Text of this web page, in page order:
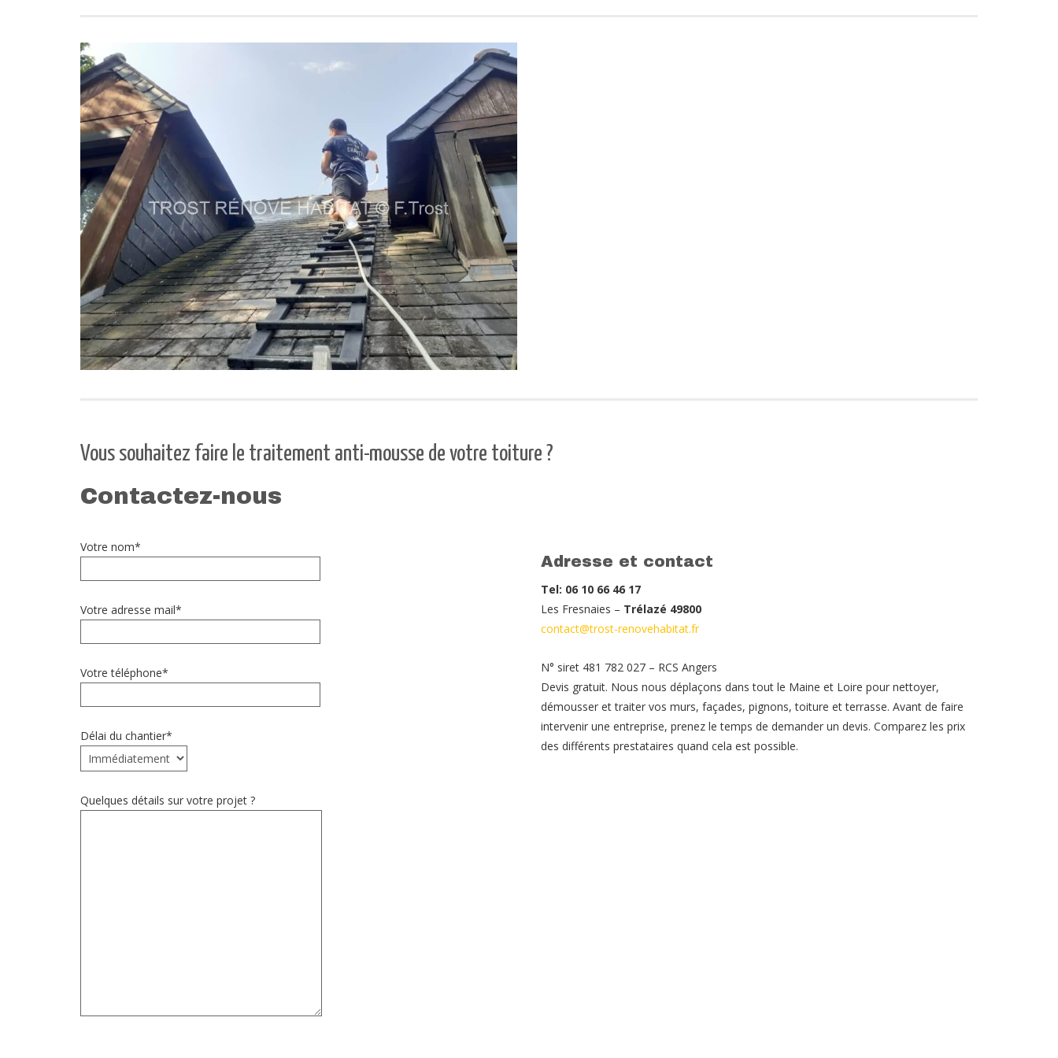
Vous souhaitez faire le traitement anti-mousse de votre toiture ?
Contactez-nous
Votre nom*
Votre adresse mail*
Votre téléphone*
Délai du chantier*
Quelques détails sur votre projet ?
Adresse et contact
Tel: 06 10 66 46 17
Les Fresnaies – Trélazé 49800
contact@trost-renovehabitat.fr
N° siret 481 782 027 – RCS Angers
Devis gratuit. Nous nous déplaçons dans tout le Maine et Loire pour nettoyer,
démousser et traiter vos murs, façades, pignons, toiture et terrasse. Avant de faire
intervenir une entreprise, prenez le temps de demander un devis. Comparez les prix
des différents prestataires quand cela est possible.